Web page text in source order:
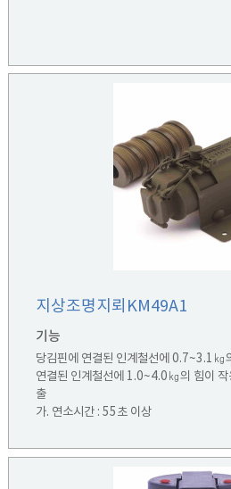
지상조명지뢰KM49A1
기능
당김핀에 연결된 인계철선에 0.7~3.1㎏
연결된 인계철선에 1.0~4.0㎏의 힘이 작
출
가. 연소시간 : 55초 이상